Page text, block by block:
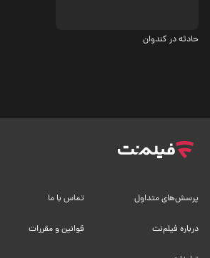
حادثه در کندوان
پرسش‌های متداول تماس با ما
درباره فیلم‌نت قوانین و مقررات